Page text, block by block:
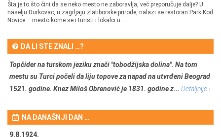
Šta je to što čini da se neko mesto ne zaboravlja, već preporučuje dalje? U
naselju Đurkovac, u zagrljaju zlatiborske prirode, nalazi se restoran Park Kod
Novice – mesto kome se i turisti i lokalci u...
DA LI STE ZNALI …?
Topčider na turskom jeziku znači "tobodžijska dolina". Na tom
mestu su Turci počeli da liju topove za napad na utvrđeni Beograd
1521. godine. Knez Miloš Obrenović je 1831. godine z... Detaljnije ›
NA DANAŠNJI DAN …
9.8.1924.